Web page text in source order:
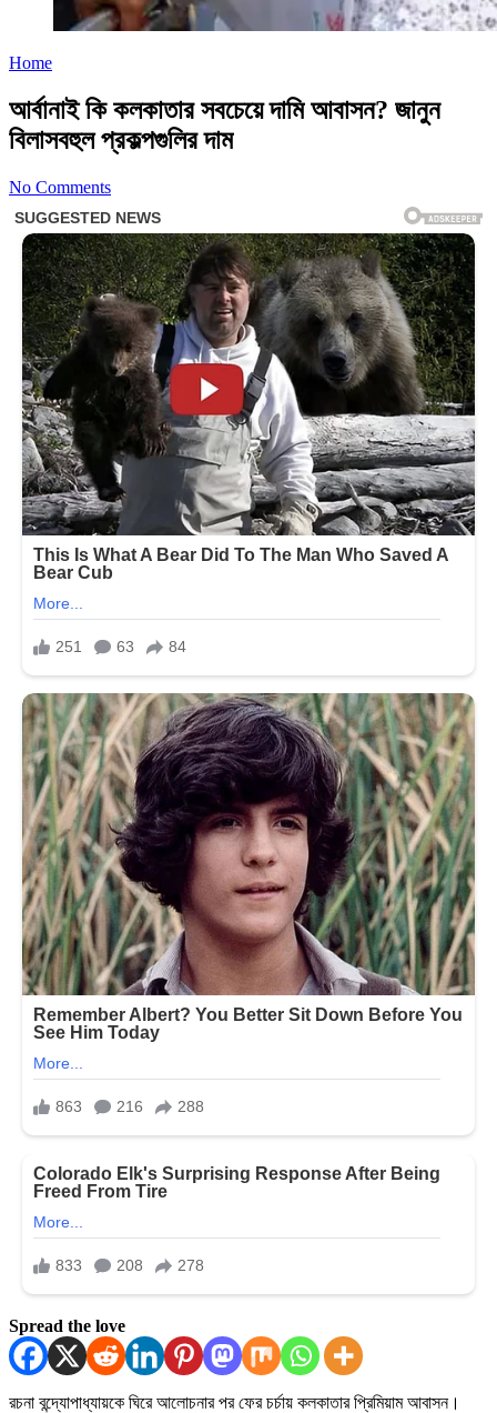
Home
আর্বানাই কি কলকাতার সবচেয়ে দামি আবাসন? জানুন
বিলাসবহুল প্রকল্পগুলির দাম
No Comments
Spread the love
রচনা বন্দ্যোপাধ্যায়কে ঘিরে আলোচনার পর ফের চর্চায় কলকাতার প্রিমিয়াম আবাসন।